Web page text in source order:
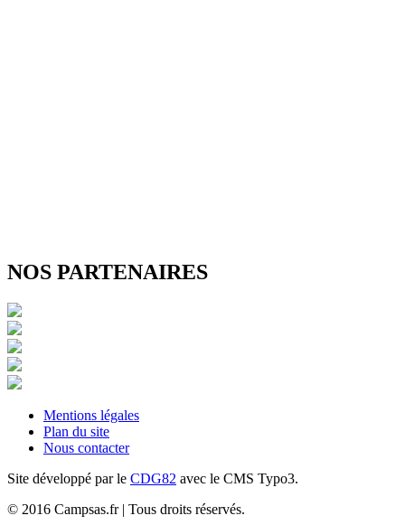
NOS PARTENAIRES
Mentions légales
Plan du site
Nous contacter
Site développé par le CDG82 avec le CMS Typo3.
© 2016 Campsas.fr | Tous droits réservés.